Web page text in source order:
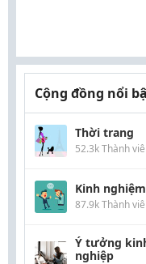
Cộng đồng nổi
Thời trang
52.3k Thành
Kinh
87.9k Thành
Ý tưởng
nghiệp